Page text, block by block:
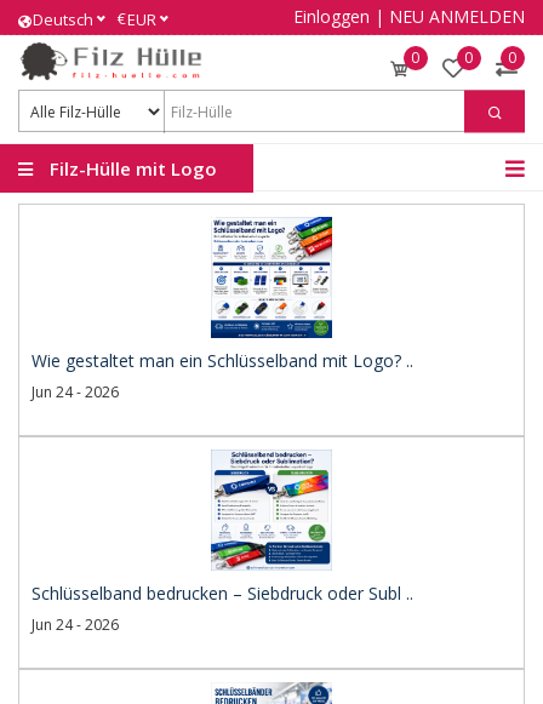
Deutsch €EUR Einloggen | NEU ANMELDEN
0 0 0
Filz-Hülle mit Logo
Wie gestaltet man ein Schlüsselband mit Logo? ..
Jun 24 - 2026
Schlüsselband bedrucken – Siebdruck oder Subl ..
Jun 24 - 2026